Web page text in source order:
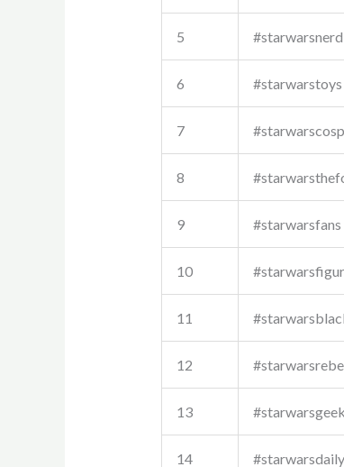
5 #starwarsnerd
6 #starwarstoys
7
8
9 #starwarsfans
10
11
12
13 #starwarsgeek
14 #starwarsdaily